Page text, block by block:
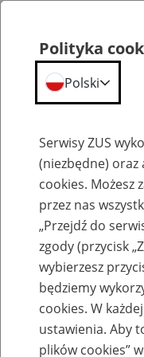
Formularze dla pracodawcy
Zaświadczenie
Polityka
Polski
Serwisy ZUS
(niezbędne)
cookies. Możesz
przez nas
„Przejdź do
zgody (przycisk
wybierzesz
będziemy
cookies. W
ustawienia. Aby
plików cookies”